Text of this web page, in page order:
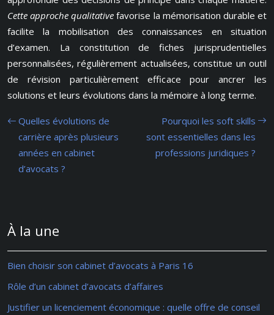
Cette approche qualitative favorise la mémorisation durable et
facilite la mobilisation des connaissances en situation
d’examen. La constitution de fiches jurisprudentielles
personnalisées, régulièrement actualisées, constitue un outil
de révision particulièrement efficace pour ancrer les
solutions et leurs évolutions dans la mémoire à long terme.
Quelles évolutions de
carrière après plusieurs
années en cabinet
d’avocats ?
Pourquoi les soft skills
sont essentielles dans les
professions juridiques ?
À la une
Bien choisir son cabinet d’avocats à Paris 16
Rôle d’un cabinet d’avocats d’affaires
Justifier un licenciement économique : quelle offre de conseil